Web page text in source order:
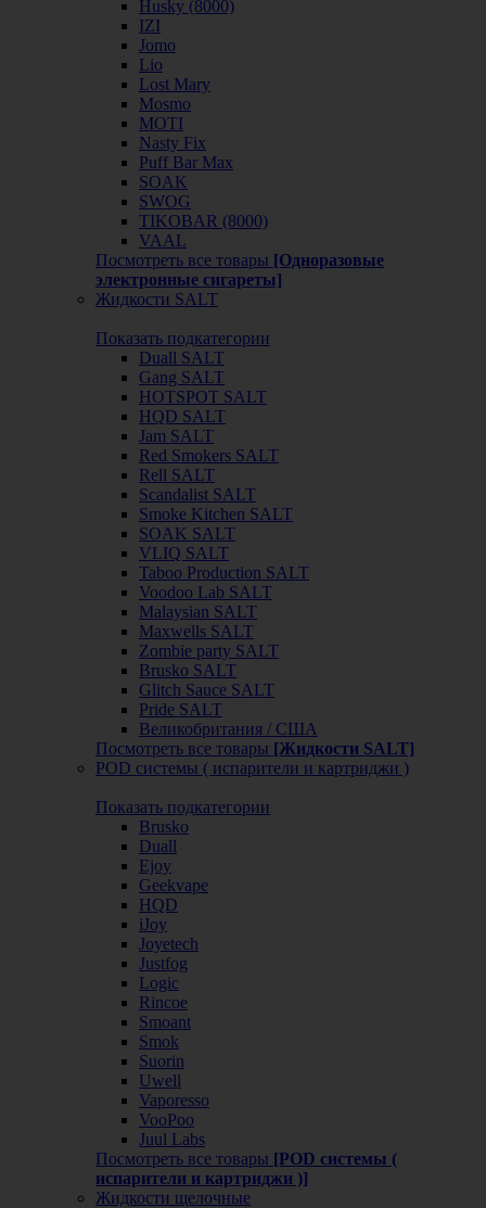
Husky (8000)
IZI
Jomo
Lio
Lost Mary
Mosmo
MOTI
Nasty Fix
Puff Bar Max
SOAK
SWOG
TIKOBAR (8000)
VAAL
Посмотреть все товары [Одноразовые
электронные сигареты]
Жидкости SALT
Показать подкатегории
Duall SALT
Gang SALT
HOTSPOT SALT
HQD SALT
Jam SALT
Red Smokers SALT
Rell SALT
Scandalist SALT
Smoke Kitchen SALT
SOAK SALT
VLIQ SALT
Taboo Production SALT
Voodoo Lab SALT
Malaysian SALT
Maxwells SALT
Zombie party SALT
Brusko SALT
Glitch Sauce SALT
Pride SALT
Великобритания / США
Посмотреть все товары [Жидкости SALT]
POD системы ( испарители и картриджи )
Показать подкатегории
Brusko
Duall
Ejoy
Geekvape
HQD
iJoy
Joyetech
Justfog
Logic
Rincoe
Smoant
Smok
Suorin
Uwell
Vaporesso
VooPoo
Juul Labs
Посмотреть все товары [POD системы (
испарители и картриджи )]
Жидкости щелочные